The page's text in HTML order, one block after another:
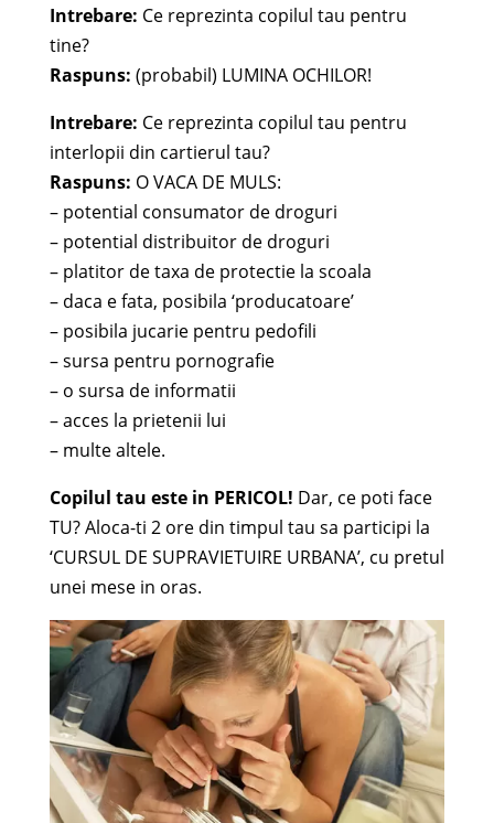
Intrebare: Ce reprezinta copilul tau pentru
tine?
Raspuns: (probabil) LUMINA OCHILOR!
Intrebare: Ce reprezinta copilul tau pentru
interlopii din cartierul tau?
Raspuns: O VACA DE MULS:
– potential consumator de droguri
– potential distribuitor de droguri
– platitor de taxa de protectie la scoala
– daca e fata, posibila ‘producatoare’
– posibila jucarie pentru pedofili
– sursa pentru pornografie
– o sursa de informatii
– acces la prietenii lui
– multe altele.
Copilul tau este in PERICOL! Dar, ce poti face
TU? Aloca-ti 2 ore din timpul tau sa participi la
‘CURSUL DE SUPRAVIETUIRE URBANA’, cu pretul
unei mese in oras.